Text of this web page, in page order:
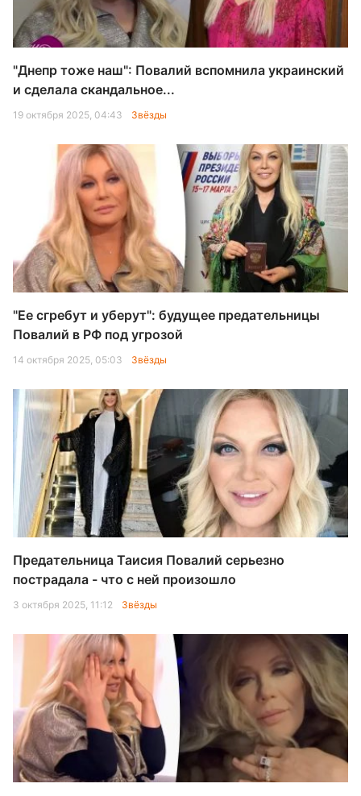
"Днепр тоже наш": Повалий вспомнила украинский
и сделала скандальное...
19 октября 2025, 04:43 Звёзды
"Ее сгребут и уберут": будущее предательницы
Повалий в РФ под угрозой
14 октября 2025, 05:03 Звёзды
Предательница Таисия Повалий серьезно
пострадала - что с ней произошло
3 октября 2025, 11:12 Звёзды